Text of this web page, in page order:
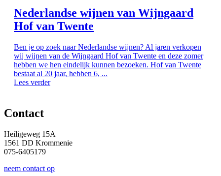
Nederlandse wijnen van Wijngaard
Hof van Twente
Ben je op zoek naar Nederlandse wijnen? Al jaren verkopen
wij wijnen van de Wijngaard Hof van Twente en deze zomer
hebben we hen eindelijk kunnen bezoeken. Hof van Twente
bestaat al 20 jaar, hebben 6, ...
Lees verder
Contact
Heiligeweg 15A
1561 DD Krommenie
075-6405179
neem contact op